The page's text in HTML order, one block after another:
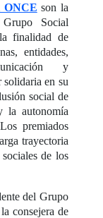
ONCE son la
Social
finalidad de
entidades,
y
en su
social de
la autonomía
premiados
trayectoria
de los
del Grupo
consejera de